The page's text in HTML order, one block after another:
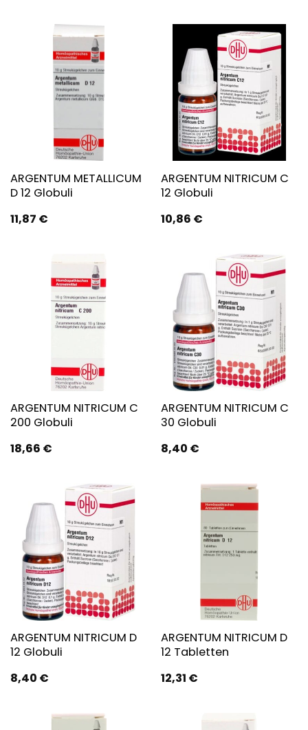
ARGENTUM METALLICUM
D 12 Globuli
11,87 €
ARGENTUM NITRICUM C
12 Globuli
10,86 €
ARGENTUM NITRICUM C
200 Globuli
18,66 €
ARGENTUM NITRICUM C
30 Globuli
8,40 €
ARGENTUM NITRICUM D
12 Globuli
8,40 €
ARGENTUM NITRICUM D
12 Tabletten
12,31 €